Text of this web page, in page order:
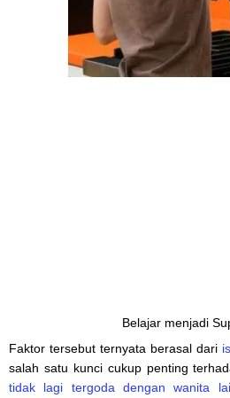
Belajar menjadi
Faktor tersebut ternyata berasal dari
salah satu kunci cukup penting
tidak lagi tergoda dengan wanita